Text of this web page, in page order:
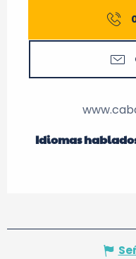
Idiomas
Idiomas